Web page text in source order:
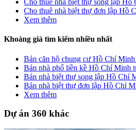
Cho thuê nhà biệt thự song lập Hồ
Cho thuê nhà biệt thự đơn lập Hồ
Xem thêm
Khoảng giá tìm kiếm nhiều nhất
Bán căn hộ chung cư Hồ Chí
Bán nhà phố liền kề Hồ Chí Minh
Bán nhà biệt thự song lập Hồ Chí
Bán nhà biệt thự đơn lập Hồ Chí
Xem thêm
Dự án 360 khác